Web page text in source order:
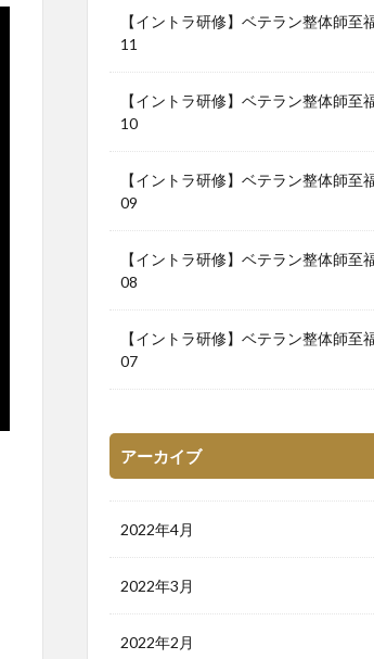
【イントラ研修】ベテラン整体師至
11
【イントラ研修】ベテラン整体師至
10
【イントラ研修】ベテラン整体師至
09
【イントラ研修】ベテラン整体師至
08
【イントラ研修】ベテラン整体師至
07
アーカイブ
2022年4月
2022年3月
2022年2月